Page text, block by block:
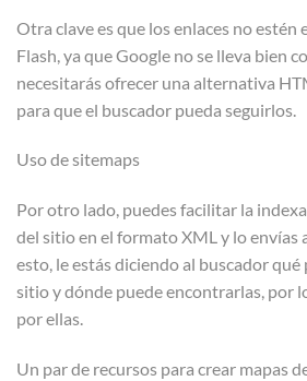
Otra clave es que los enlaces no estén
Flash, ya que Google no se lleva bien
necesitarás ofrecer una alternativa
para que el buscador pueda seguirlos.
Uso de sitemaps
Por otro lado, puedes facilitar la
del sitio en el formato XML y lo envías
esto, le estás diciendo al buscador
sitio y dónde puede encontrarlas, por
por ellas.
Un par de recursos para crear mapas